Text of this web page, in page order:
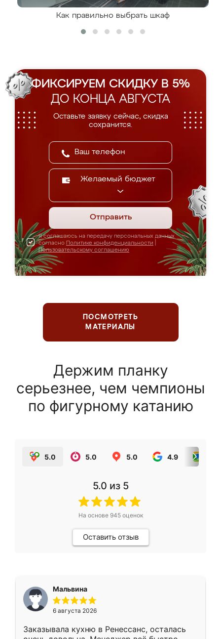
Как правильно выбрать шкаф
ФИКСИРУЕМ СКИДКУ В 5%
ДО КОНЦА АВГУСТА
Оставьте заявку сейчас, скидка
сохранится.
Желаемый бюджет
Отправить
Я соглашаюсь на передачу персональных данных
согласно Политике конфиденциальности
Пользовательскому соглашению
ПОСМОТРЕТЬ
МАТЕРИАЛЫ
Держим планку
серьезнее, чем чемпионы
по фигурному катанию
5.0 5.0 5.0 4.9
5.0 из 5
На основе 945оценок
Оставить отзыв
Мальвина
6 августа 2026
Заказывала кухню в Ренессанс, осталась